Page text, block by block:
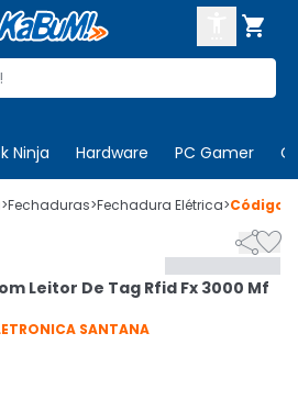

Ninja Hardware PC Gamer
conta
CADASTRE-SE
>Fechaduras>Fechadura Elétrica>Código

Leitor De Tag Rfid Fx 3000 Mf
SANTANA